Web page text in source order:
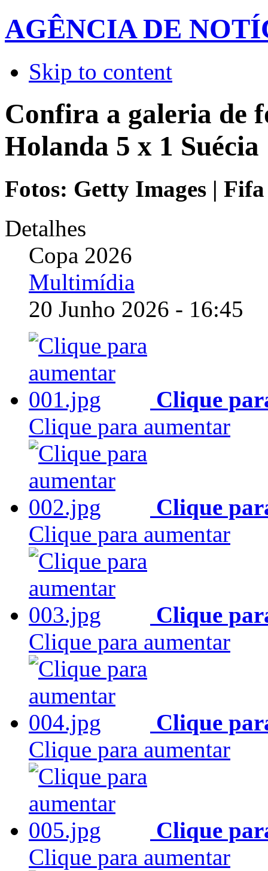
AGÊNCIA DE
Skip to content
Confira a galeria de
Holanda 5 x 1 Suécia
Fotos: Getty Images | Fifa
Detalhes
Copa 2026
Multimídia
20 Junho 2026 - 16:45
Clique
Clique para aumentar
Clique
Clique para aumentar
Clique
Clique para aumentar
Clique
Clique para aumentar
Clique
Clique para aumentar